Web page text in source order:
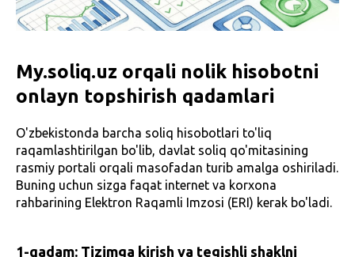
My.soliq.uz orqali nolik hisobotni
onlayn topshirish qadamlari
O'zbekistonda barcha soliq hisobotlari to'liq
raqamlashtirilgan bo'lib, davlat soliq qo'mitasining
rasmiy portali orqali masofadan turib amalga oshiriladi.
Buning uchun sizga faqat internet va korxona
rahbarining Elektron Raqamli Imzosi (ERI) kerak bo'ladi.
1-qadam: Tizimga kirish va tegishli shaklni